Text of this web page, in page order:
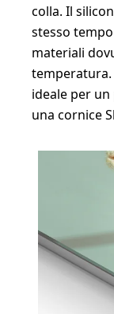
colla. Il
stesso
materiali
ideale per
una cornice